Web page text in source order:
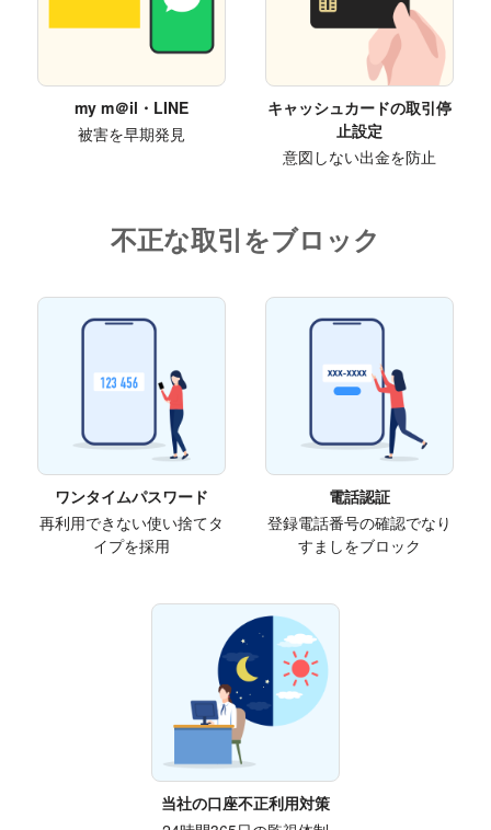
my m＠il・LINE
被害を早期発見
キャッシュカードの取引停
止設定
意図しない出金を防止
不正な取引をブロック
ワンタイムパスワード
再利用できない使い捨てタ
イプを採用
電話認証
登録電話番号の確認でなり
すましをブロック
当社の口座不正利用対策